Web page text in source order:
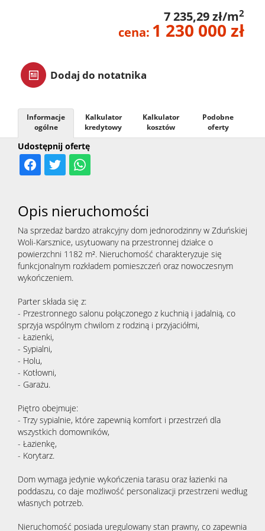
Praca
7 235,29 zł/m2
cena: 1 230 000 zł
Dodaj do notatnika
Udostępnij ofertę
Informacje
ogólne
Kalkulator
kredytowy
Kalkulator
kosztów
Podobne
oferty
Opis nieruchomości
Na sprzedaż bardzo atrakcyjny dom jednorodzinny w Zduńskiej
Woli-Karsznice, usytuowany na przestronnej działce o
powierzchni 1182 m². Nieruchomość charakteryzuje się
funkcjonalnym rozkładem pomieszczeń oraz nowoczesnym
wykończeniem.
Parter składa się z:
- Przestronnego salonu połączonego z kuchnią i jadalnią, co
sprzyja wspólnym chwilom z rodziną i przyjaciółmi,
- Łazienki,
- Sypialni,
- Holu,
- Kotłowni,
- Garażu.
Piętro obejmuje:
- Trzy sypialnie, które zapewnią komfort i przestrzeń dla
wszystkich domowników,
- Łazienkę,
- Korytarz.
Dom wymaga jedynie wykończenia tarasu oraz łazienki na
poddaszu, co daje możliwość personalizacji przestrzeni według
własnych potrzeb.
Nieruchomość posiada uregulowany stan prawny, co zapewnia